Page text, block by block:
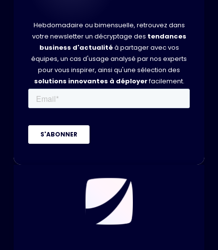
Hebdomadaire ou bimensuelle, retrouvez dans
votre newsletter un décryptage des tendances
business d'actualitéà partager avec vos
équipes, un cas d'usage analysé par nos experts
pour vous inspirer, ainsi qu'une sélection des
solutions innovantes à déployerfacilement.